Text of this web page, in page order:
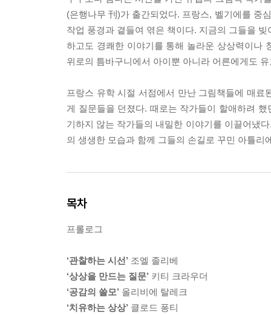
(은행나무 刊)가 출간되었다. 프랑스, 벨기에를 중
작업 풍경과 곁들여 엮은 책이다. 지금의 그들을
하고도 경쾌한 이야기를 통해 놀라운 상상력이나
위로의 틈바구니에서 아이뿐 아니라 어른에게도
프랑스 유학 시절 서점에서 만난 그림책들에 매
게 질문들을 던졌다. 때로는 작가들이 할애하려
기하지 않는 작가들의 내밀한 이야기를 이끌어냈
의 생생한 모습과 함께 그들의 손길로 꾸민 아틀
목차
프롤로그
‘관찰하는 시선’ 조엘 졸리베
‘상상을 만드는 질문’ 키티 크라우더
‘공감의 쓸모’ 올리비에 탈레크
‘치유하는 상상’ 클로드 퐁티